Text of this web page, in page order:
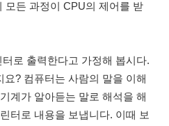
모든 과정이 CPU의 제어를 받
로 출력한다고 가정해 봅시다.
? 컴퓨터는 사람의 말을 이해
계가 알아듣는 말로 해석을 해
터로 내용을 보냅니다. 이때 보